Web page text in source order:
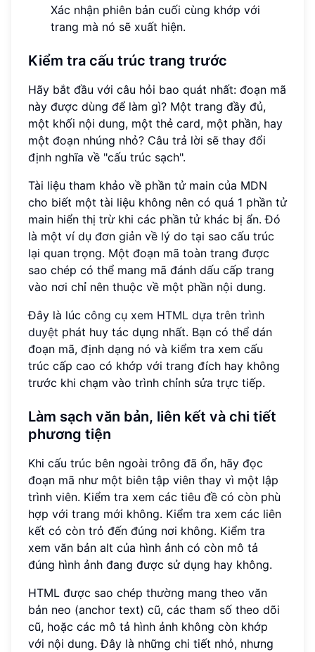
Xác nhận phiên bản cuối cùng khớp với
trang mà nó sẽ xuất hiện.
Kiểm tra cấu trúc trang trước
Hãy bắt đầu với câu hỏi bao quát nhất: đoạn mã
này được dùng để làm gì? Một trang đầy đủ,
một khối nội dung, một thẻ card, một phần, hay
một đoạn nhúng nhỏ? Câu trả lời sẽ thay đổi
định nghĩa về "cấu trúc sạch".
Tài liệu tham khảo về phần tử main của MDN
cho biết một tài liệu không nên có quá 1 phần tử
main hiển thị trừ khi các phần tử khác bị ẩn. Đó
là một ví dụ đơn giản về lý do tại sao cấu trúc
lại quan trọng. Một đoạn mã toàn trang được
sao chép có thể mang mã đánh dấu cấp trang
vào nơi chỉ nên thuộc về một phần nội dung.
Đây là lúc công cụ xem HTML dựa trên trình
duyệt phát huy tác dụng nhất. Bạn có thể dán
đoạn mã, định dạng nó và kiểm tra xem cấu
trúc cấp cao có khớp với trang đích hay không
trước khi chạm vào trình chỉnh sửa trực tiếp.
Làm sạch văn bản, liên kết và chi tiết
phương tiện
Khi cấu trúc bên ngoài trông đã ổn, hãy đọc
đoạn mã như một biên tập viên thay vì một lập
trình viên. Kiểm tra xem các tiêu đề có còn phù
hợp với trang mới không. Kiểm tra xem các liên
kết có còn trỏ đến đúng nơi không. Kiểm tra
xem văn bản alt của hình ảnh có còn mô tả
đúng hình ảnh đang được sử dụng hay không.
HTML được sao chép thường mang theo văn
bản neo (anchor text) cũ, các tham số theo dõi
cũ, hoặc các mô tả hình ảnh không còn khớp
với nội dung. Đây là những chi tiết nhỏ, nhưng